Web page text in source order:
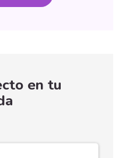
en tu